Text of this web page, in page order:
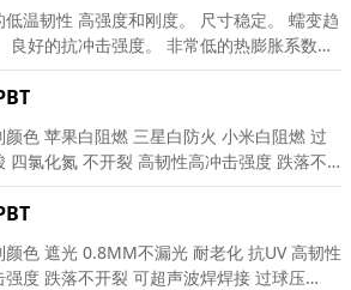
形温度可提高280%之多，在塑料中数增加幅
。在热塑性工程塑料中，增强 PBT 的线膨胀
低温韧性 高强度和刚度。 尺寸稳定。 蠕变趋
良好的抗冲击强度。 非常低的热膨胀系数。
有良好的耐化学性 对氯和腐蚀剂具有出色的
。 具有较低的汽油渗透性和出色的气体阻隔
能力
颜色 苹果白阻燃 三星白防火 小米白阻燃 过
四氯化氮 不开裂 高韧性高冲击强度 跌落不
超声波焊焊接 过球压125℃ 超高的防火性能
0.8MM 94-V0 高CTI等级 灼热丝960℃
颜色 遮光 0.8MM不漏光 耐老化 抗UV 高韧性
强度 跌落不开裂 可超声波焊焊接 过球压